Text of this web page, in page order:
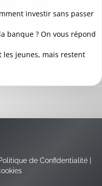
investir sans passer
banque ? On vous répond
les jeunes, mais restent
de Confidentialité